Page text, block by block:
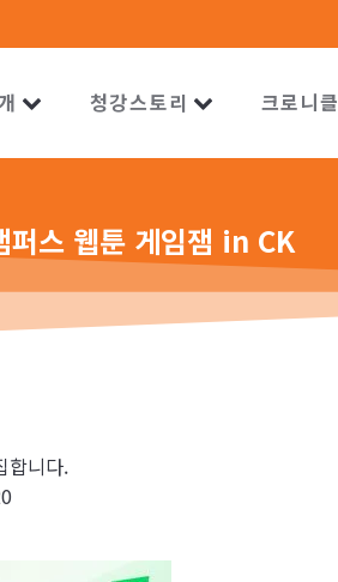
청강스토리 크로니클
퍼스 웹툰 게임잼 in CK
합니다.